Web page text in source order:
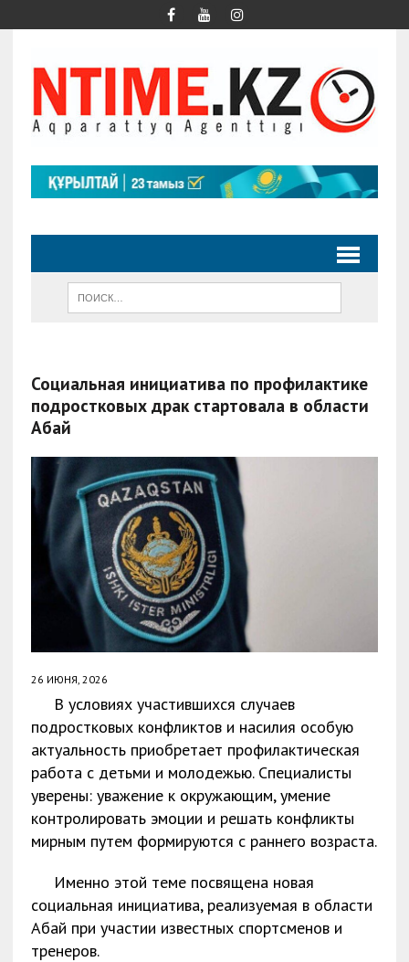
Социальная инициатива по профилактике
подростковых драк стартовала в области
Абай
26 ИЮНЯ, 2026
В условиях участившихся случаев
подростковых конфликтов и насилия особую
актуальность приобретает профилактическая
работа с детьми и молодежью. Специалисты
уверены: уважение к окружающим, умение
контролировать эмоции и решать конфликты
мирным путем формируются с раннего возраста.
Именно этой теме посвящена новая
социальная инициатива, реализуемая в области
Абай при участии известных спортсменов и
тренеров.